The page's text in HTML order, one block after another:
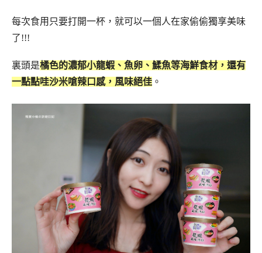
每次食用只要打開一杯，就可以一個人在家偷偷獨享美味
了!!!
裏頭是橘色的濃郁小龍蝦、魚卵、鰇魚等海鮮食材，還有
一點點哇沙米嗆辣口感，風味絕佳 。